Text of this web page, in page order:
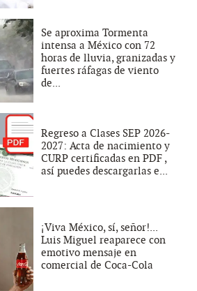
Se aproxima Tormenta
intensa a México con 72
horas de lluvia, granizadas y
fuertes ráfagas de viento
de...
Regreso a Clases SEP 2026-
2027: Acta de nacimiento y
CURP certificadas en PDF ,
así puedes descargarlas e...
¡Viva México, sí, señor!...
Luis Miguel reaparece con
emotivo mensaje en
comercial de Coca-Cola